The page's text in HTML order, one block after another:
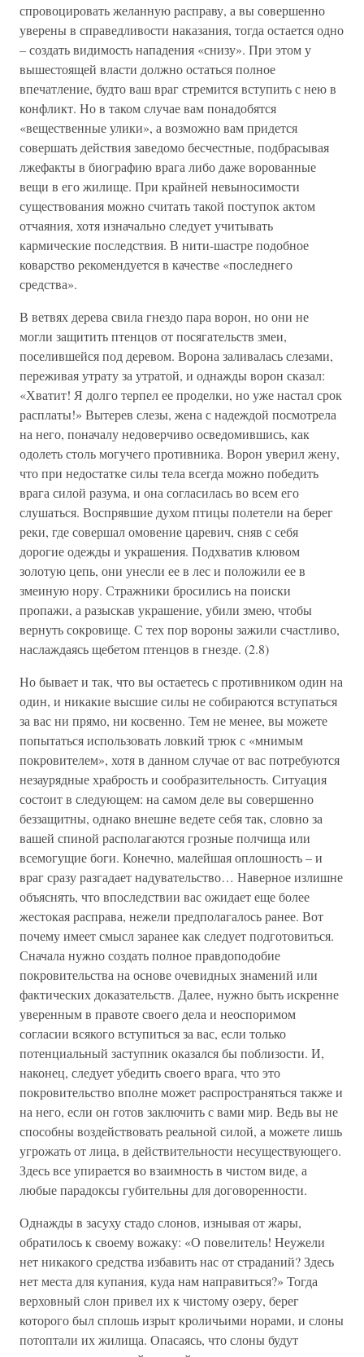
спровоцировать желанную расправу, а вы совершенно
уверены в справедливости наказания, тогда остается одно
– создать видимость нападения «снизу». При этом у
вышестоящей власти должно остаться полное
впечатление, будто ваш враг стремится вступить с нею в
конфликт. Но в таком случае вам понадобятся
«вещественные улики», а возможно вам придется
совершать действия заведомо бесчестные, подбрасывая
лжефакты в биографию врага либо даже ворованные
вещи в его жилище. При крайней невыносимости
существования можно считать такой поступок актом
отчаяния, хотя изначально следует учитывать
кармические последствия. В нити-шастре подобное
коварство рекомендуется в качестве «последнего
средства».
В ветвях дерева свила гнездо пара ворон, но они не
могли защитить птенцов от посягательств змеи,
поселившейся под деревом. Ворона заливалась слезами,
переживая утрату за утратой, и однажды ворон сказал:
«Хватит! Я долго терпел ее проделки, но уже настал срок
расплаты!» Вытерев слезы, жена с надеждой посмотрела
на него, поначалу недоверчиво осведомившись, как
одолеть столь могучего противника. Ворон уверил жену,
что при недостатке силы тела всегда можно победить
врага силой разума, и она согласилась во всем его
слушаться. Воспрявшие духом птицы полетели на берег
реки, где совершал омовение царевич, сняв с себя
дорогие одежды и украшения. Подхватив клювом
золотую цепь, они унесли ее в лес и положили ее в
змеиную нору. Стражники бросились на поиски
пропажи, а разыскав украшение, убили змею, чтобы
вернуть сокровище. С тех пор вороны зажили счастливо,
наслаждаясь щебетом птенцов в гнезде. (2.8)
Но бывает и так, что вы остаетесь с противником один на
один, и никакие высшие силы не собираются вступаться
за вас ни прямо, ни косвенно. Тем не менее, вы можете
попытаться использовать ловкий трюк с «мнимым
покровителем», хотя в данном случае от вас потребуются
незаурядные храбрость и сообразительность. Ситуация
состоит в следующем: на самом деле вы совершенно
беззащитны, однако внешне ведете себя так, словно за
вашей спиной располагаются грозные полчища или
всемогущие боги. Конечно, малейшая оплошность – и
враг сразу разгадает надувательство… Наверное излишне
объяснять, что впоследствии вас ожидает еще более
жестокая расправа, нежели предполагалось ранее. Вот
почему имеет смысл заранее как следует подготовиться.
Сначала нужно создать полное правдоподобие
покровительства на основе очевидных знамений или
фактических доказательств. Далее, нужно быть искренне
уверенным в правоте своего дела и неоспоримом
согласии всякого вступиться за вас, если только
потенциальный заступник оказался бы поблизости. И,
наконец, следует убедить своего врага, что это
покровительство вполне может распространяться также и
на него, если он готов заключить с вами мир. Ведь вы не
способны воздействовать реальной силой, а можете лишь
угрожать от лица, в действительности несуществующего.
Здесь все упирается во взаимность в чистом виде, а
любые парадоксы губительны для договоренности.
Однажды в засуху стадо слонов, изнывая от жары,
обратилось к своему вожаку: «О повелитель! Неужели
нет никакого средства избавить нас от страданий? Здесь
нет места для купания, куда нам направиться?» Тогда
верховный слон привел их к чистому озеру, берег
которого был сплошь изрыт кроличьими норами, и слоны
потоптали их жилища. Опасаясь, что слоны будут